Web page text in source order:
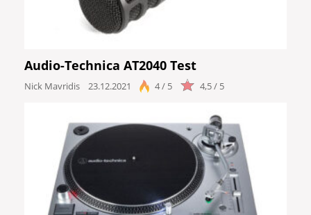
Audio-Technica AT2040 Test
Nick Mavridis 23.12.2021 4 / 5 4,5 / 5